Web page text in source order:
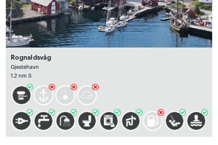
Rognaldsvåg
Gjestehavn
1.2 nm S